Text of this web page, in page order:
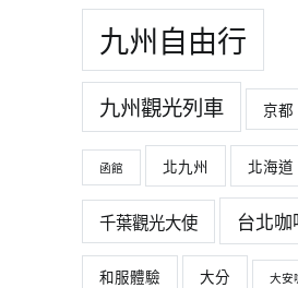
九州自由行
九州觀光列車 京都
函館 北九州 北海道
千葉觀光大使 台北咖
和服體驗 大分 大安